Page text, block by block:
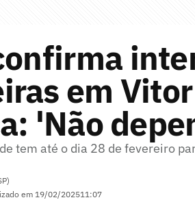
em
'Não
tem até o dia 28 de fevereiro
em 19/02/202511:07